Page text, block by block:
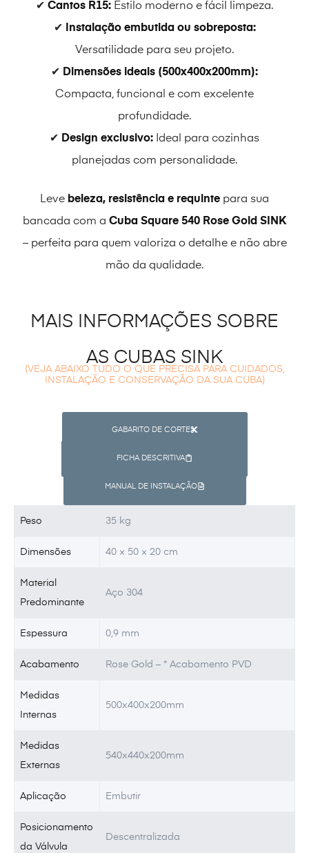
✔ Cantos R15: Estilo moderno e fácil limpeza.
✔ Instalação embutida ou sobreposta:
Versatilidade para seu projeto.
✔ Dimensões ideais (500x400x200mm):
Compacta, funcional e com excelente
profundidade.
✔ Design exclusivo: Ideal para cozinhas
planejadas com personalidade.
Leve beleza, resistência e requinte para sua
bancada com a Cuba Square 540 Rose Gold SINK
– perfeita para quem valoriza o detalhe e não abre
mão da qualidade.
MAIS INFORMAÇÕES SOBRE
AS CUBAS SINK
(VEJA ABAIXO TUDO O QUE PRECISA PARA CUIDADOS,
INSTALAÇÃO E CONSERVAÇÃO DA SUA CUBA)
GABARITO DE CORTE
FICHA DESCRITIVA
MANUAL DE INSTALAÇÃO
Peso 35 kg
Dimensões 40 × 50 × 20 cm
Material
Predominante
Aço 304
Espessura 0,9 mm
Acabamento Rose Gold – * Acabamento PVD
Medidas
Internas
500x400x200mm
Medidas
Externas
540x440x200mm
Aplicação Embutir
Posicionamento
da Válvula
Descentralizada